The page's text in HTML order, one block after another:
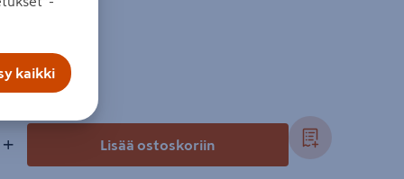
+ Lisää ostoskoriin
kaikki